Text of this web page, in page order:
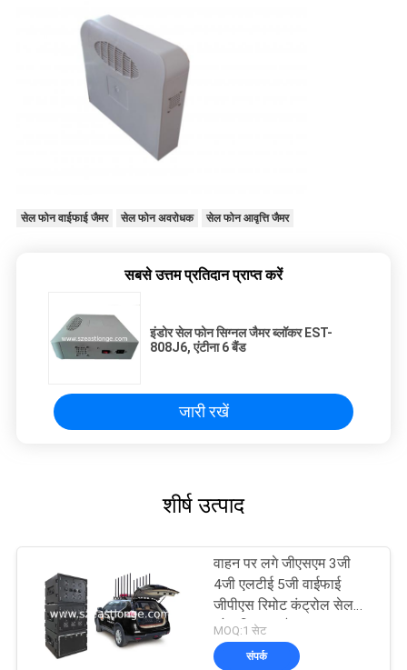
सेल फोन वाईफाई जैमर सेल फोन अवरोधक सेल फोन आवृत्ति जैमर
सबसे उत्तम प्रतिदान प्राप्त करें
इंडोर सेल फोन सिग्नल जैमर ब्लॉकर EST-
808J6, एंटीना 6 बैंड
जारी रखें
शीर्ष उत्पाद
वाहन पर लगे जीएसएम 3जी
4जी एलटीई 5जी वाईफाई
जीपीएस रिमोट कंट्रोल सेल
फोन सिग्नल जैमर
MOQ:1 सेट
संपर्क